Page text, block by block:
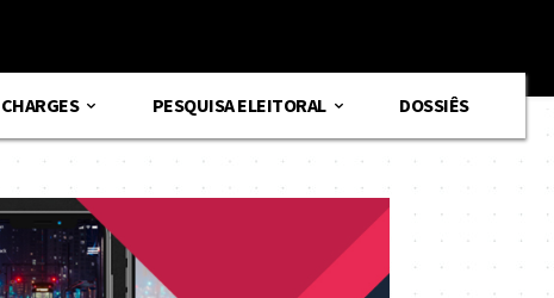
CHARGES PESQUISA ELEITORAL DOSSIÊS